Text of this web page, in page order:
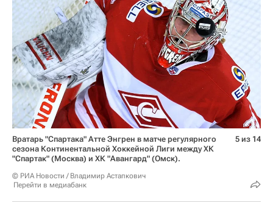
Вратарь "Спартака" Атте Энгрен в матче регулярного
сезона Континентальной Хоккейной Лиги между ХК
"Спартак" (Москва) и ХК "Авангард" (Омск).
© РИА Новости / Владимир Астапкович
Перейти в медиабанк
5 из 14